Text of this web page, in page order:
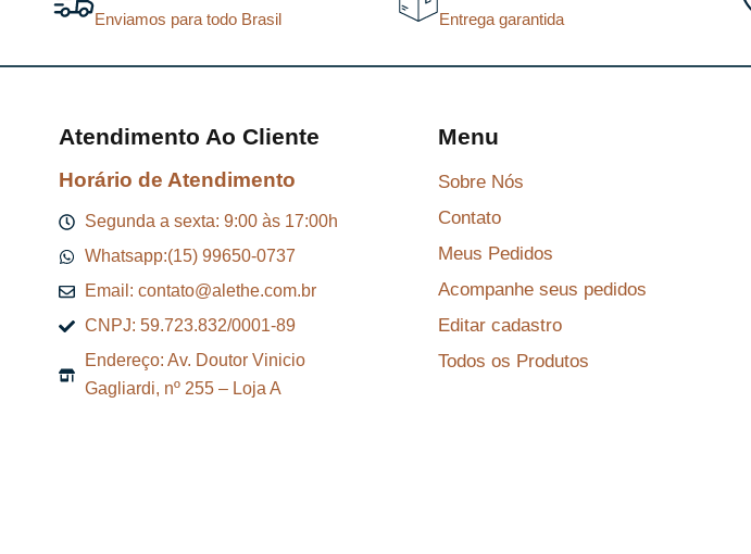
Enviamos para todo Brasil Entrega garantida
Atendimento Ao Cliente
Horário de Atendimento
Segunda a sexta: 9:00 às 17:00h
Whatsapp:(15) 99650-0737
Email: contato@alethe.com.br
CNPJ: 59.723.832/0001-89
Endereço: Av. Doutor Vinicio
Gagliardi, nº 255 – Loja A
Menu
Sobre Nós
Contato
Meus Pedidos
Acompanhe seus pedidos
Editar cadastro
Todos os Produtos